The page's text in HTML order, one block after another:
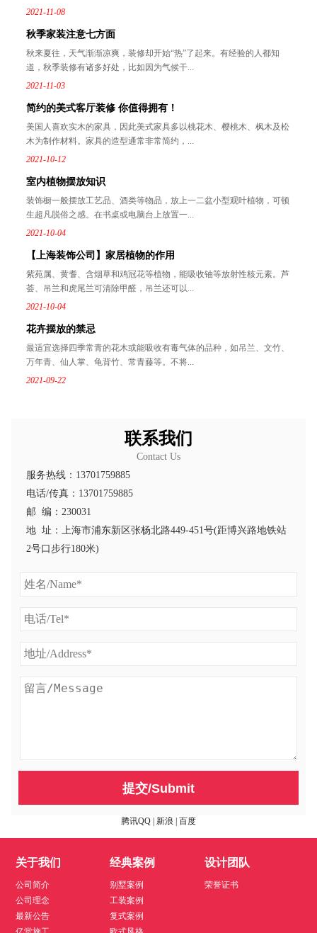
2021-11-08
秋季家装注意七方面
秋来夏往，天气渐渐凉爽，装修却开始“热”了起来。有经验的人都知
道，秋季装修有诸多好处，比如因为气候干...
2021-11-03
简约的美式客厅装修 你值得拥有！
美国人喜欢实木的家具，因此美式家具多以桃花木、樱桃木、枫木及松
木为制作材料。家具的造型通常非常简约，...
2021-10-12
室内植物摆放知识
装饰橱一般摆放工艺品、酒类等物品，放上一二盆小型观叶植物，可顿
生超凡脱俗之感。在书桌或电脑台上放置一...
2021-10-04
【上海装饰公司】家居植物的作用
紫苑属、黄耆、含烟草和鸡冠花等植物，能吸收铀等放射性核元素。芦
荟、吊兰和虎尾兰可清除甲醛，吊兰还可以...
2021-10-04
花卉摆放的禁忌
最适宜选择四季常青的花木或能吸收有毒气体的品种，如吊兰、文竹、
万年青、仙人掌、龟背竹、常青藤等。不将...
2021-09-22
联系我们
Contact Us
服务热线：13701759885
电话/传真：13701759885
邮 编：230031
地 址：上海市浦东新区张杨北路449-451号(距博兴路地铁站
2号口步行180米)
提交/Submit
腾讯QQ | 新浪 | 百度
关于我们
公司简介
公司理念
最新公告
经典案例
别墅案例
工装案例
复式案例
设计团队
荣誉证书